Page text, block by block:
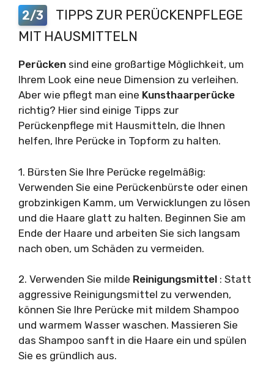
2/3
TIPPS ZUR PERÜCKENPFLEGE
MIT HAUSMITTELN
Perücken sind eine großartige Möglichkeit, um
Ihrem Look eine neue Dimension zu verleihen.
Aber wie pflegt man eine Kunsthaarperücke
richtig? Hier sind einige Tipps zur
Perückenpflege mit Hausmitteln, die Ihnen
helfen, Ihre Perücke in Topform zu halten.
1. Bürsten Sie Ihre Perücke regelmäßig:
Verwenden Sie eine Perückenbürste oder einen
grobzinkigen Kamm, um Verwicklungen zu lösen
und die Haare glatt zu halten. Beginnen Sie am
Ende der Haare und arbeiten Sie sich langsam
nach oben, um Schäden zu vermeiden.
2. Verwenden Sie milde Reinigungsmittel : Statt
aggressive Reinigungsmittel zu verwenden,
können Sie Ihre Perücke mit mildem Shampoo
und warmem Wasser waschen. Massieren Sie
das Shampoo sanft in die Haare ein und spülen
Sie es gründlich aus.